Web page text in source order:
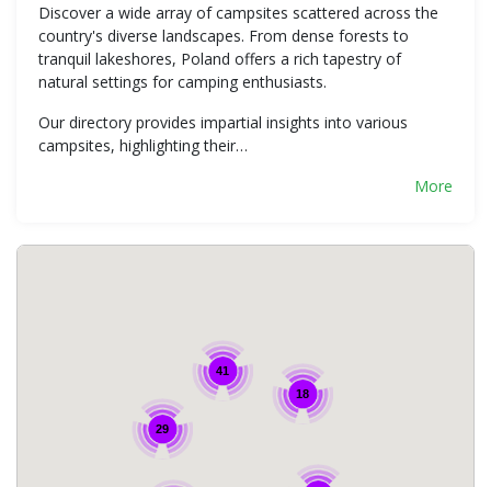
Discover a wide array of campsites scattered across the
country's diverse landscapes. From dense forests to
tranquil lakeshores, Poland offers a rich tapestry of
natural settings for camping enthusiasts.
Our directory provides impartial insights into various
campsites, highlighting their…
More
29
18
41